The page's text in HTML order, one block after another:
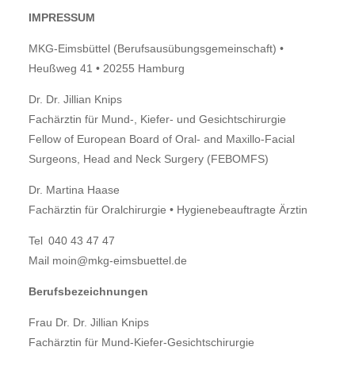
IMPRESSUM
MKG-Eimsbüttel (Berufsausübungsgemeinschaft) •
Heußweg 41 • 20255 Hamburg
Dr. Dr. Jillian Knips
Fachärztin für Mund-, Kiefer- und Gesichtschirurgie
Fellow of European Board of Oral- and Maxillo-Facial
Surgeons, Head and Neck Surgery (FEBOMFS)
Dr. Martina Haase
Fachärztin für Oralchirurgie • Hygienebeauftragte Ärztin
Tel 040 43 47 47
Mail moin@mkg-eimsbuettel.de
Berufsbezeichnungen
Frau Dr. Dr. Jillian Knips
Fachärztin für Mund-Kiefer-Gesichtschirurgie